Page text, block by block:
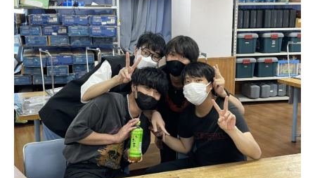
ジ！ ☆第一回にご参加されていない方も体